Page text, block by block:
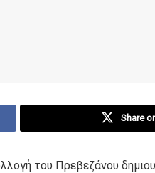
Share
του Πρεβεζάνου